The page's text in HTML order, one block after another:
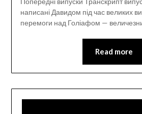
написані Давидом під час великих
перемоги над Голіафом —
Read more